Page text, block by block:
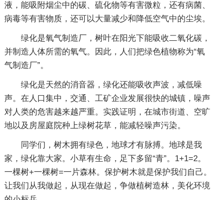
液，能吸附烟尘中的碳、硫化物等有害微粒，还有病菌、
病毒等有害物质，还可以大量减少和降低空气中的尘埃。
绿化是氧气制造厂，树叶在阳光下能吸收二氧化碳，
并制造人体所需的氧气。因此，人们把绿色植物称为“氧
气制造厂”。
绿化是天然的消音器，绿化还能吸收声波，减低噪
声。在人口集中，交通、工矿企业发展很快的城镇，噪声
对人类的危害越来越严重。实践证明，在城市街道、空旷
地以及房屋庭院种上绿树花草，能减轻噪声污染。
同学们，树木拥有绿色，地球才有脉搏。地球是我
家，绿化靠大家。小草有生命，足下多留“青”。1+1=2。
一棵树+一棵树=一片森林。保护树木就是保护我们自己。
让我们从我做起，从现在做起，争做植树造林，美化环境